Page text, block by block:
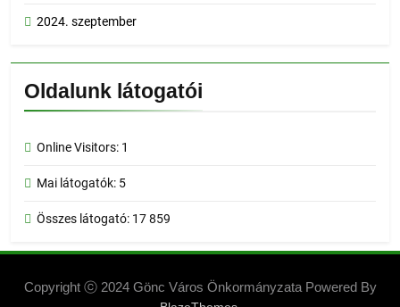
2024. szeptember
Oldalunk látogatói
Online Visitors: 1
Mai látogatók: 5
Összes látogató: 17 859
Copyright ⓒ 2024 Gönc Város Önkormányzata Powered By